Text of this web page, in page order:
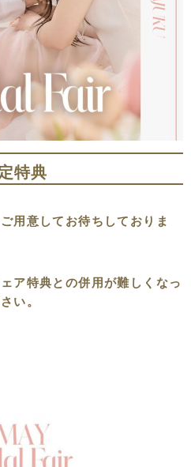
特典
用意してお待ちしておりま
ア特典との併用が難しくなっ
い。